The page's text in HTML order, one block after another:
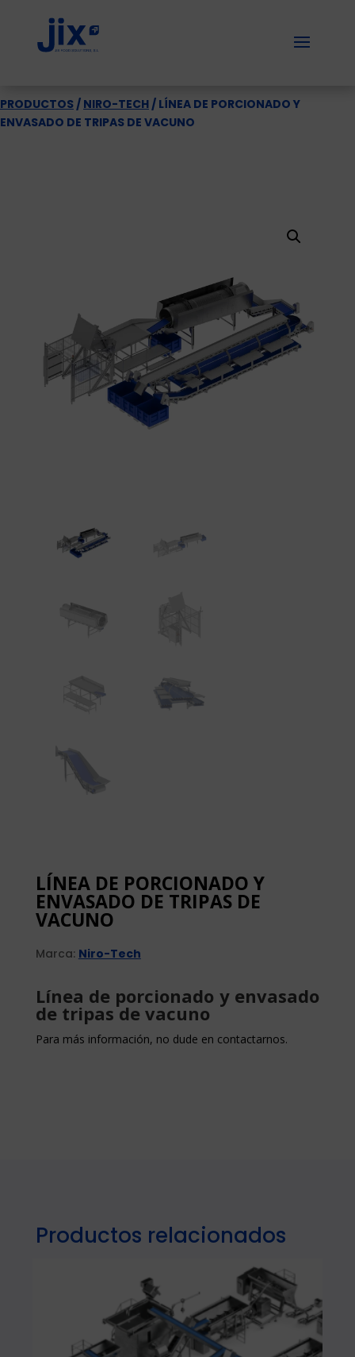
PRODUCTOS / NIRO-TECH / LÍNEA DE PORCIONADO Y
ENVASADO DE TRIPAS DE VACUNO
LÍNEA DE PORCIONADO Y
ENVASADO DE TRIPAS DE
VACUNO
Marca: Niro-Tech
Línea de porcionado y envasado
de tripas de vacuno
Para más información, no dude en contactarnos.
Productos relacionados